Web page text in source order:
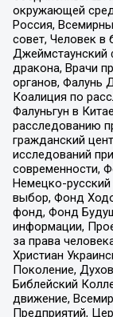
окружающей
Россия,
совет, Человек
Джеймстаунский
дракона, Врачи
органов, Фалунь
Коалиция по
Фалуньгун в
расследованию
гражданский
исследований
современности,
Немецко-
выбор, Фонд
фонд, Фонд
информации,
за права
Христиан
Поколение,
Библейский
движение,
Предприятий,